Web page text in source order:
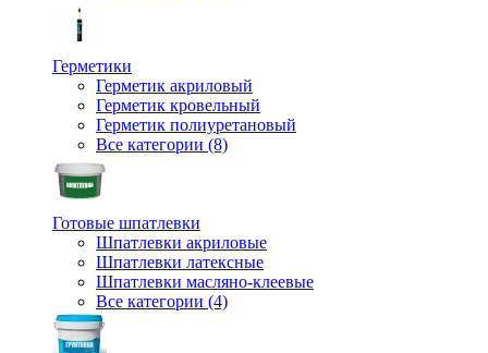
Герметики
Герметик акриловый
Герметик кровельный
Герметик полиуретановый
Все категории (8)
Готовые шпатлевки
Шпатлевки акриловые
Шпатлевки латексные
Шпатлевки масляно-клеевые
Все категории (4)